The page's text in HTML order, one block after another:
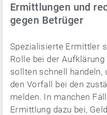
Ermittlungen und
gegen Betrüger
Spezialisierte Ermittler
Rolle bei der
sollten schnell handeln,
den Vorfall bei den
melden. In manchen
Ermittlung dazu bei,